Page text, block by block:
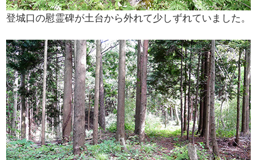
登城口の慰霊碑が土台から外れて少しずれていました。